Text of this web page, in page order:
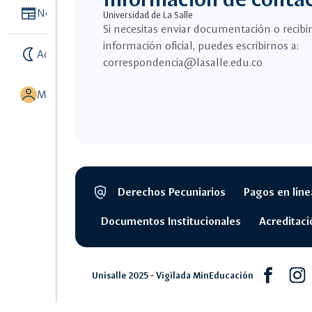
NewspaperNoticias
nightlight Activar modo noche
MI UNISALLE
Universidad de La Salle
Si necesitas enviar documentación o recibir
información oficial, puedes escribirnos a:
correspondencia@lasalle.edu.co
policy
Segmento
Derechos Pecuniarios Pagos en
Documentos Institucionales
Unisalle 2025 - Vigilada MinEducación Facebook